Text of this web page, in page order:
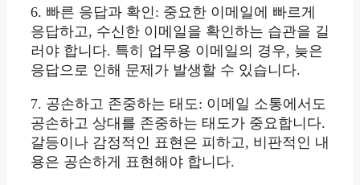
6. 빠른 응답과 확인: 중요한 이메일에 빠르게
응답하고, 수신한 이메일을 확인하는 습관을 길
러야 합니다. 특히 업무용 이메일의 경우, 늦은
응답으로 인해 문제가 발생할 수 있습니다.
7. 공손하고 존중하는 태도: 이메일 소통에서도
공손하고 상대를 존중하는 태도가 중요합니다.
갈등이나 감정적인 표현은 피하고, 비판적인 내
용은 공손하게 표현해야 합니다.